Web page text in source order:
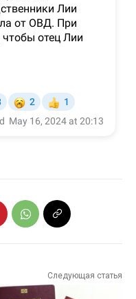
Следующая статья